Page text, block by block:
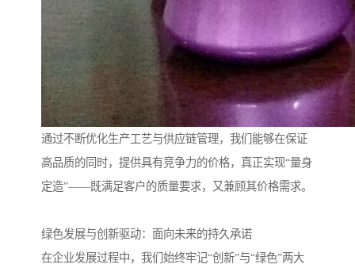
通过不断优化生产工艺与供应链管理，我们能够在保证
高品质的同时，提供具有竞争力的价格，真正实现“量身
定造”——既满足客户的质量要求，又兼顾其价格需求。
绿色发展与创新驱动：面向未来的持久承诺
在企业发展过程中，我们始终牢记“创新”与“绿色”两大